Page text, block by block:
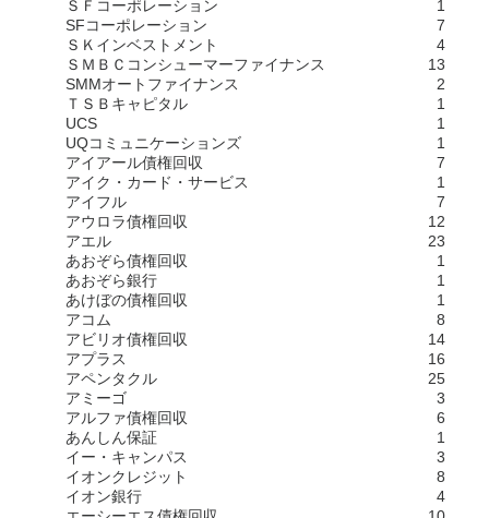
ＳＦコーポレーション
1
SFコーポレーション
7
ＳＫインベストメント
4
ＳＭＢＣコンシューマーファイナンス
13
SMMオートファイナンス
2
ＴＳＢキャピタル
1
UCS
1
UQコミュニケーションズ
1
アイアール債権回収
7
アイク・カード・サービス
1
アイフル
7
アウロラ債権回収
12
アエル
23
あおぞら債権回収
1
あおぞら銀行
1
あけぼの債権回収
1
アコム
8
アビリオ債権回収
14
アプラス
16
アペンタクル
25
アミーゴ
3
アルファ債権回収
6
あんしん保証
1
イー・キャンパス
3
イオンクレジット
8
イオン銀行
4